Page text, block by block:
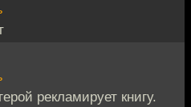
рекламирует книгу.